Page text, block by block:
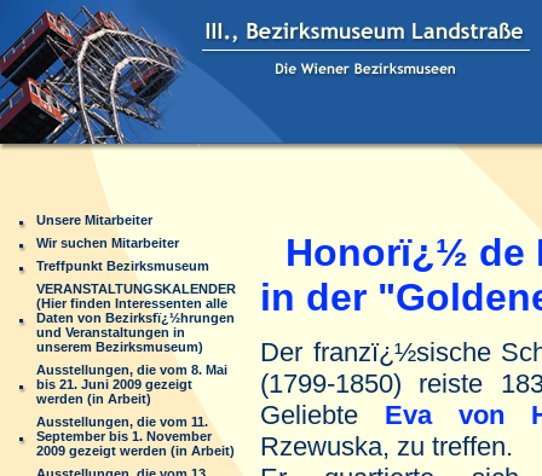
Unsere Mitarbeiter
Wir suchen Mitarbeiter
Treffpunkt Bezirksmuseum
VERANSTALTUNGSKALENDER
(Hier finden Interessenten alle
Daten von Bezirksfï¿½hrungen
und Veranstaltungen in
unserem Bezirksmuseum)
Ausstellungen, die vom 8. Mai
bis 21. Juni 2009 gezeigt
werden (in Arbeit)
Ausstellungen, die vom 11.
September bis 1. November
2009 gezeigt werden (in Arbeit)
Honorï¿½ de
in der
Der franzï¿½sische
(1799-1850) reiste
Geliebte Eva von
Rzewuska, zu treffen.